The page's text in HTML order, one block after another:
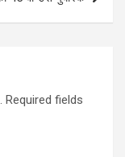
Required fields